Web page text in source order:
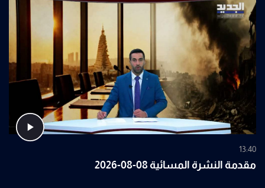
13:40
مقدمة النشرة المسائية 08-08-2026